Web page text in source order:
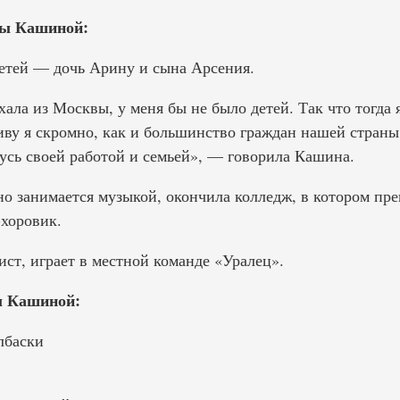
Кашиной:
— дочь Арину и сына Арсения.
из Москвы, у меня бы не было детей. Так что тогда
я скромно, как и большинство граждан нашей
своей работой и семьей», — говорила Кашина.
занимается музыкой, окончила колледж, в котором
играет в местной команде «Уралец».
Кашиной: